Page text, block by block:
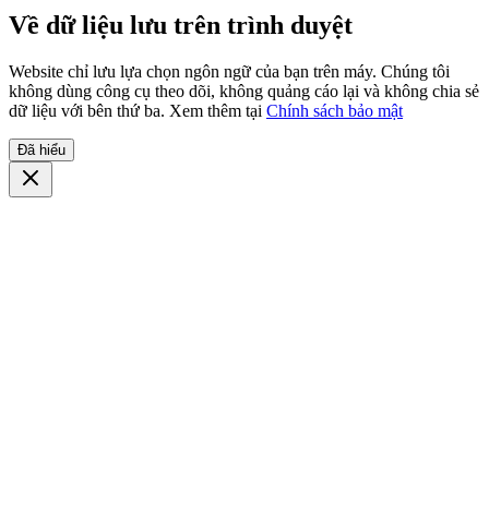
Về dữ liệu lưu trên trình duyệt
Website chỉ lưu lựa chọn ngôn ngữ của bạn trên máy. Chúng tôi
không dùng công cụ theo dõi, không quảng cáo lại và không chia sẻ
dữ liệu với bên thứ ba. Xem thêm tại Chính sách bảo mật
Đã hiểu